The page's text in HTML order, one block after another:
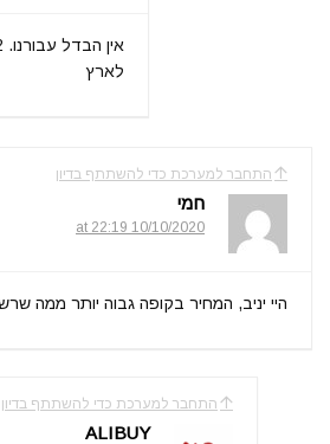
לארץ
התחבר למערכת כדי להשתתף בדיון
חמי
10/10/2020 at 22:19
היי יניב, המחיר בקופה גבוה יותר ממה
התחבר למערכת כדי להשתתף בדיון
ALIBUY